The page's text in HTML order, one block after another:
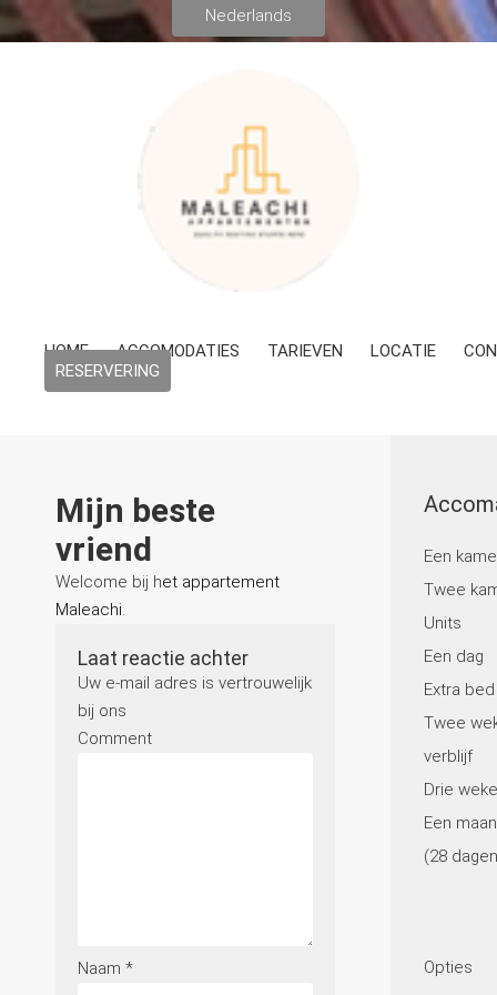
HOME ACCOMODATIES TARIEVEN LOCATIE
RESERVERING
Mijn beste
vriend
Welcome bij het appartement
Maleachi.
Laat reactie achter
Uw e-mail adres is vertrouwelijk
bij ons
Comment
Naam *
Een
Twee
Units
Een dag
Extra bed
Twee
verblijf
Drie
Een
(28
Opties